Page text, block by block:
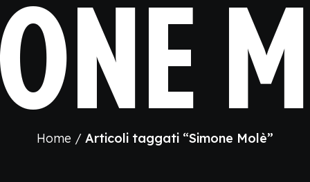
Home Articoli taggati “Simone Molè”